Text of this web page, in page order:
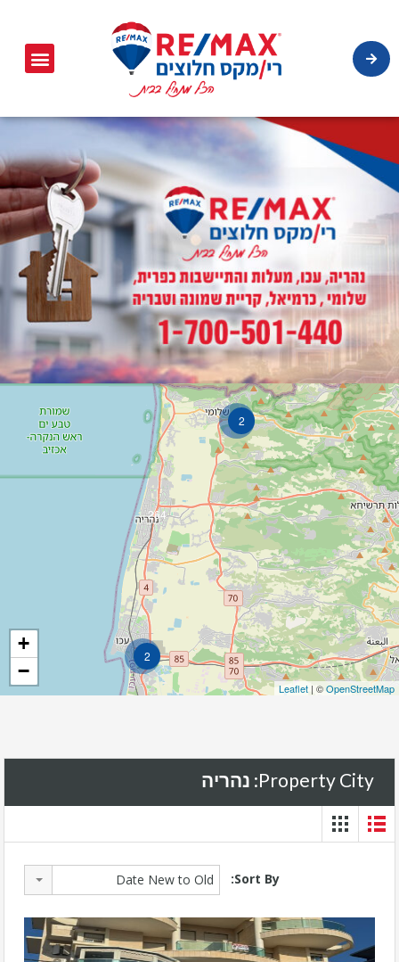
2
2
264
+
−
Leaflet | ©OpenStreetMap
Property City: נהריה
Sort By:
Date New to Old